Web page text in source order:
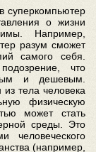
суперкомпьютер
о жизни
Например,
разум сможет
самого себя.
что
и дешевым.
тела человека
физическую
может стать
среды. Это
человеческого
(например,